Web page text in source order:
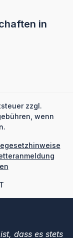
in
zzgl.
wenn
dass es stets